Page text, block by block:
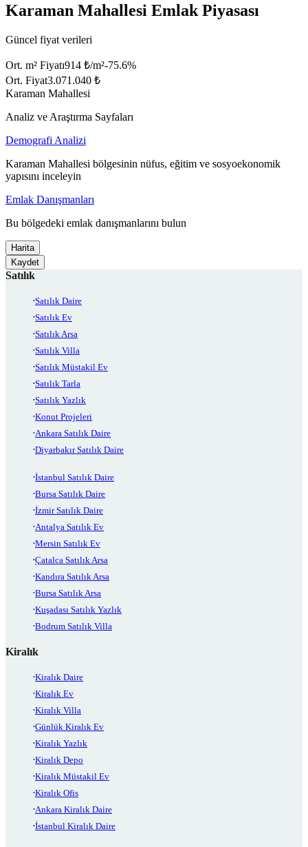
Karaman Mahallesi Emlak Piyasası
Güncel fiyat verileri
Ort. m² Fiyatı914 ₺/m²-75.6%
Ort. Fiyat3.071.040 ₺
Karaman Mahallesi
Analiz ve Araştırma Sayfaları
Demografi Analizi
Karaman Mahallesi bölgesinin nüfus, eğitim ve sosyoekonomik
yapısını inceleyin
Emlak Danışmanları
Bu bölgedeki emlak danışmanlarını bulun
Harita
Kaydet
Satılık
Satılık Daire
Satılık Ev
Satılık Arsa
Satılık Villa
Satılık Müstakil Ev
Satılık Tarla
Satılık Yazlık
Konut Projeleri
Ankara Satılık Daire
Diyarbakır Satılık Daire
İstanbul Satılık Daire
Bursa Satılık Daire
İzmir Satılık Daire
Antalya Satılık Ev
Mersin Satılık Ev
Çatalca Satılık Arsa
Kandıra Satılık Arsa
Bursa Satılık Arsa
Kuşadası Satılık Yazlık
Bodrum Satılık Villa
Kiralık
Kiralık Daire
Kiralık Ev
Kiralık Villa
Günlük Kiralık Ev
Kiralık Yazlık
Kiralık Depo
Kiralık Müstakil Ev
Kiralık Ofis
Ankara Kiralık Daire
İstanbul Kiralık Daire